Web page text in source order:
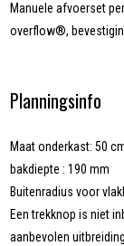
Manuele afvoerset
overflow®,
Planningsinfo
Maat onderkast:50
bakdiepte : 190 mm
Buitenradius voor
Een trekknop is niet
aanbevolen